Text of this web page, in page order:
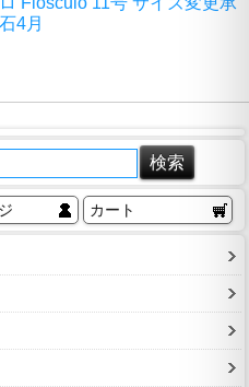
4月
カート